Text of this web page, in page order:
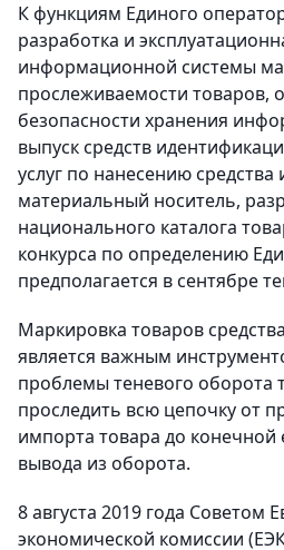
К функциям Единого
разработка и
информационной системы
прослеживаемости товаров,
безопасности хранения
выпуск средств
услуг по нанесению
материальный носитель,
национального каталога
конкурса по определению
предполагается в сентябре
Маркировка товаров
является важным
проблемы теневого оборота
проследить всю цепочку от
импорта товара до конечной
вывода из оборота.
8 августа 2019 года Советом
экономической комиссии